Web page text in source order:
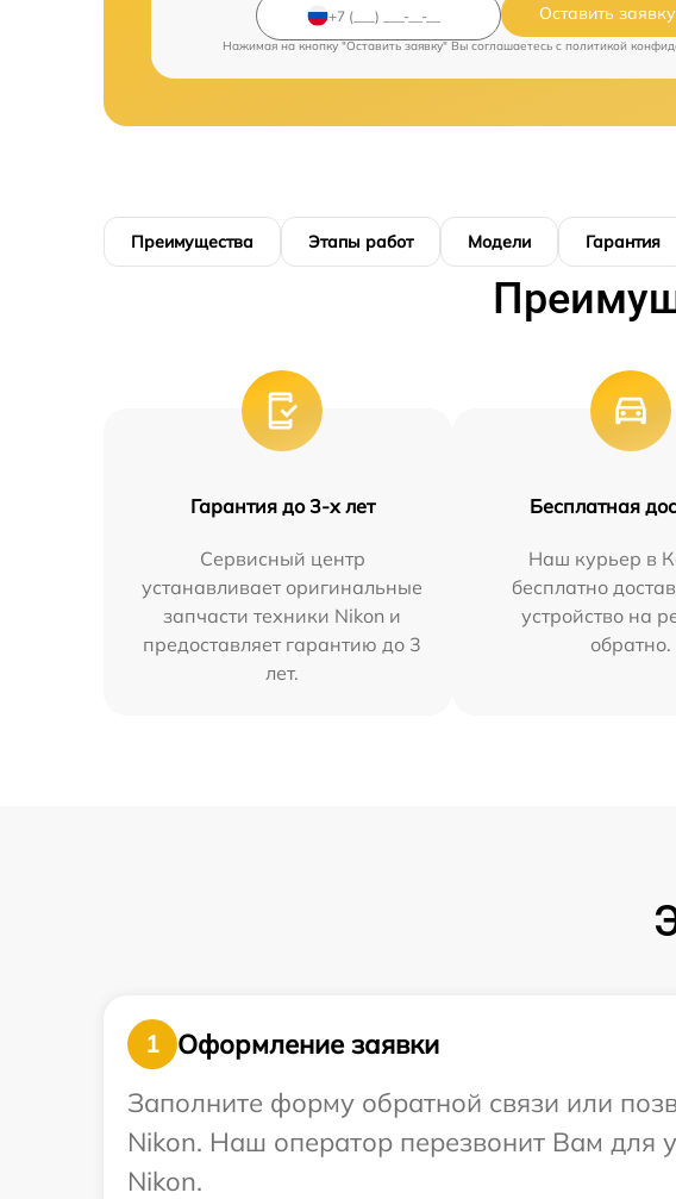
Оставить заявку
Нажимая на кнопку "Оставить заявку" Вы соглашаетесь c политикой
Преимущества Этапы работ Модели Гарантия
Гарантия до 3-х лет
Сервисный центр
устанавливает оригинальные
запчасти техники Nikon и
предоставляет гарантию до 3
лет.
Бесплатная
Наш курьер в
бесплатно
устройство на
обратно.
1
Оформление заявки
Заполните форму обратной связи или
Nikon. Наш оператор перезвонит Вам для
Nikon.